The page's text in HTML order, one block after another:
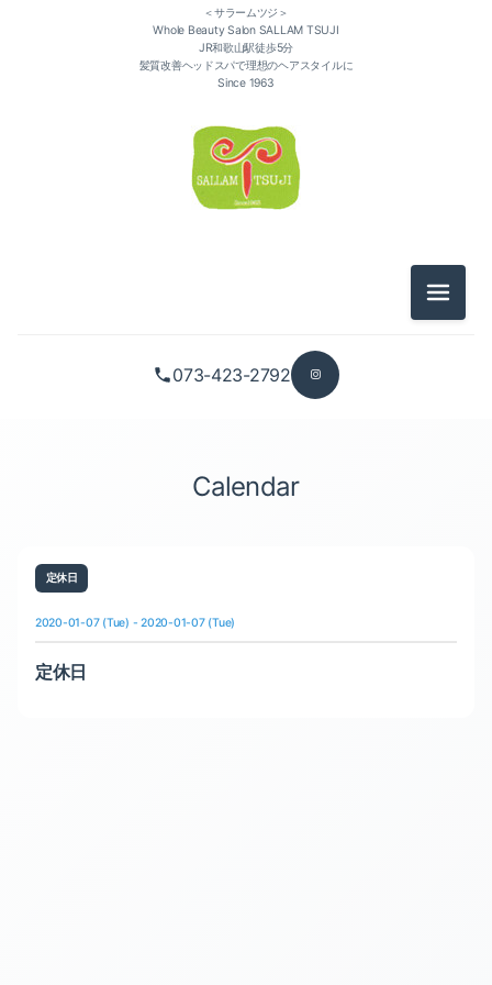
073-423-2792
＜サラームツジ＞
Whole Beauty Salon SALLAM TSUJI
JR和歌山駅徒歩5分
髪質改善ヘッドスパで理想のヘアスタイルに
Since 1963
メニュ
Calendar
定休日
2020-01-07 (Tue) - 2020-01-07 (Tue)
定休日